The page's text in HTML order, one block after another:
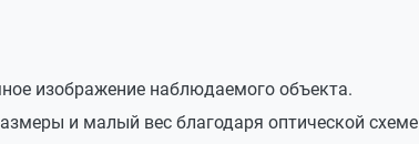
изображение наблюдаемого объекта.
и малый вес благодаря оптической схеме